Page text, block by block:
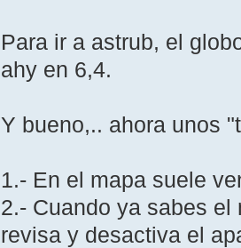
Para ir a astrub, el
ahy en 6,4.
Y bueno,.. ahora unos
1.- En el mapa suele
2.- Cuando ya sabes
revisa y desactiva el